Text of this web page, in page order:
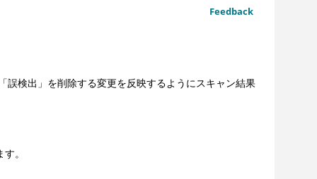
Feedback
検出」を削除する変更を反映するようにスキャン結果
。